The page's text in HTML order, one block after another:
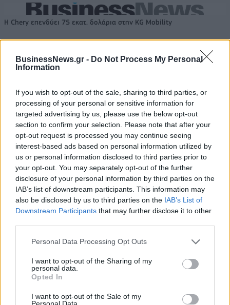
BusinessNews.gr - Do Not Process My Personal
Information
If you wish to opt-out of the sale, sharing to third parties, or
processing of your personal or sensitive information for
targeted advertising by us, please use the below opt-out
section to confirm your selection. Please note that after your
opt-out request is processed you may continue seeing
interest-based ads based on personal information utilized by
us or personal information disclosed to third parties prior to
your opt-out. You may separately opt-out of the further
disclosure of your personal information by third parties on the
IAB’s list of downstream participants. This information may
also be disclosed by us to third parties on the IAB’s List of
Downstream Participants that may further disclose it to other
Personal Data Processing Opt Outs
I want to opt-out of the Sharing of my
personal data.
Opted In
I want to opt-out of the Sale of my
Personal Data.
Η Chery επενδύει 75 εκατ. δολάρια στην KG Mobility
Το FIAT 500 Hybrid τώρα από
18.990 ευρώ
Ατρόμητος και Novibet
2028
18η συνεχόμενη χρονιά για τον ΟΤΕ στη διεθνή σειρά δεικτών
FTSE4Good
Alpha Bank: Για πρώτη φορά το Αρχαίο Θέατρο Επιδαύρου άνοιξε τις
πύλες του σε όλους
ΠΕΡΙΣΣΌΤΕΡΑ ΣΕ ΑΥΤΉ ΤΗΝ ΚΑΤΗΓΟΡΊΑ